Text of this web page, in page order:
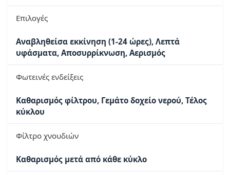
Επιλογές
Αναβληθείσα εκκίνηση (1-24 ώρες), Λεπτά
υφάσματα, Αποσυρρίκνωση, Αερισμός
Φωτεινές ενδείξεις
Καθαρισμός φίλτρου, Γεμάτο δοχείο νερού, Τέλος
κύκλου
Φίλτρο χνουδιών
Καθαρισμός μετά από κάθε κύκλο